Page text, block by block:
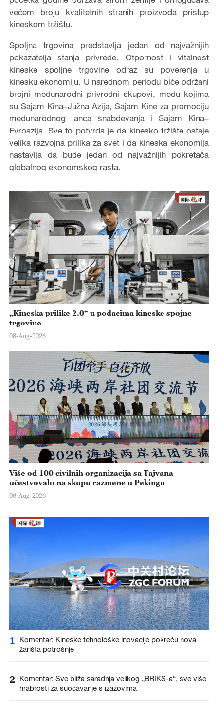
većem broju kvalitetnih stranih proizvoda pristup
kineskom tržištu.
Spoljna trgovina predstavlja jedan od najvažnijih
pokazatelja stanja privrede. Otpornost i vitalnost
kineske spoljne trgovine odraz su poverenja u
kinesku ekonomiju. U narednom periodu biće održani
brojni međunarodni privredni skupovi, među kojima
su Sajam Kina–Južna Azija, Sajam Kine za promociju
međunarodnog lanca snabdevanja i Sajam Kina–
Evroazija. Sve to potvrda je da kinesko tržište ostaje
velika razvojna prilika za svet i da kineska ekonomija
nastavlja da bude jedan od najvažnijih pokretača
globalnog ekonomskog rasta.
„Kineska prilike 2.0“ u podacima kineske spojne
trgovine
08-Aug-2026
Više od 100 civilnih organizacija sa Tajvana
učestvovalo na skupu razmene u Pekingu
08-Aug-2026
1
Komentar: Kineske tehnološke inovacije pokreću nova
žarišta potrošnje
2 Komentar: Sve bliža saradnja velikog „BRIKS-a“, sve više
hrabrosti za suočavanje s izazovima